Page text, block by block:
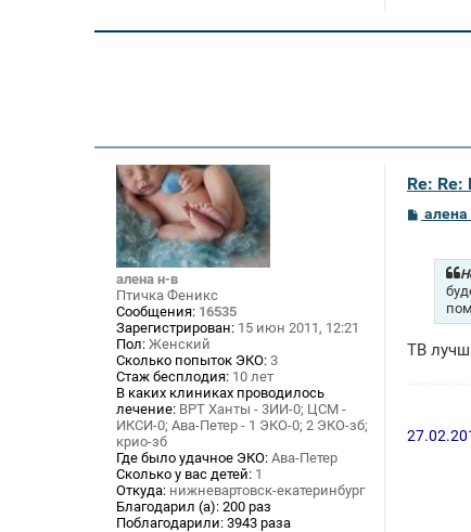
алена н-в
Птичка Феникс
Сообщения: 16535
Зарегистрирован: 15 июн 2011, 12:21
Пол: Женский
Сколько попыток ЭКО: 3
Стаж бесплодия: 10 лет
В каких клиниках проводилось
лечение: ВРТ Ханты - 3ИИ-0; ЦСМ -
ИКСИ-0; Ава-Петер - 1 ЭКО-0; 2 ЭКО-зб;
крио-зб
Где было удачное ЭКО: Ава-Петер
Сколько у вас детей: 1
Откуда: нижневартовск-екатеринбург
Благодарил (а): 200 раз
Поблагодарили: 3943 раза
Re: Re:
Салена
ТВ